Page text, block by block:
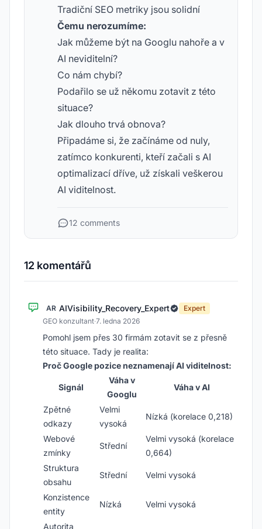
Tradiční SEO metriky jsou solidní
Čemu nerozumíme:
Jak můžeme být na Googlu nahoře a v
AI neviditelní?
Co nám chybí?
Podařilo se už někomu zotavit z této
situace?
Jak dlouho trvá obnova?
Připadáme si, že začínáme od nuly,
zatímco konkurenti, kteří začali s AI
optimalizací dříve, už získali veškerou
AI viditelnost.
12 comments
12 komentářů
AR AIVisibility_Recovery_Expert
Expert
GEO konzultant·7. ledna 2026
Pomohl jsem přes 30 firmám zotavit se z přesně
této situace. Tady je realita:
Proč Google pozice neznamenají AI viditelnost:
Signál
Váha v
Googlu
Váha v AI
Zpětné
odkazy
Velmi
vysoká
Nízká (korelace 0,218)
Webové
zmínky
Střední
Velmi vysoká (korelace
0,664)
Struktura
obsahu
Střední Velmi vysoká
Konzistence
entity
Nízká Velmi vysoká
Autorita